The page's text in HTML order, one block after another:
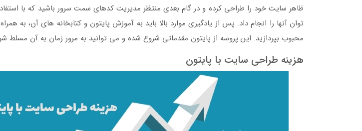
ظاهر سایت خود را طراحی کرده و در گام بعدی منتظر مدیریت کدهای سمت سرور باشید که با
توان آنها را انجام داد. پس از یادگیری موارد بالا باید به آموزش پایتون و کتابخانه های آن، به
محبوب بپردازید. این پروسه از پایتون مقدماتی شروع شده و می توانید به مرور زمان به آن مسلط
هزینه طراحی سایت با پایتون